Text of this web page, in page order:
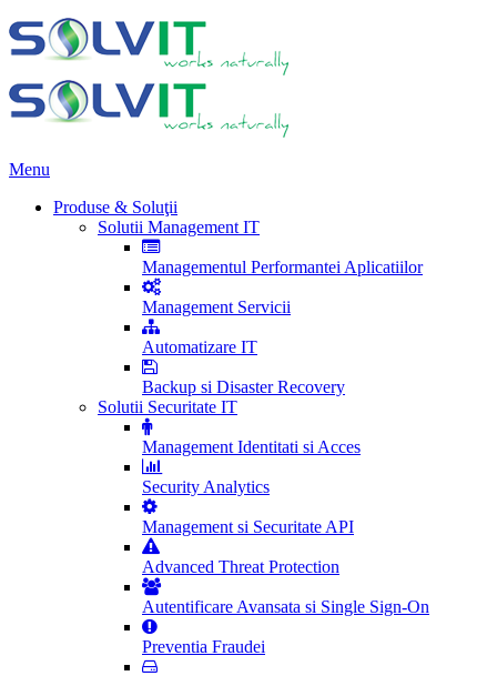
Menu
Produse & Soluţii
Solutii Management IT
Managementul Performantei Aplicatiilor
Management Servicii
Automatizare IT
Backup si Disaster Recovery
Solutii Securitate IT
Management Identitati si Acces
Security Analytics
Management si Securitate API
Advanced Threat Protection
Autentificare Avansata si Single Sign-On
Preventia Fraudei